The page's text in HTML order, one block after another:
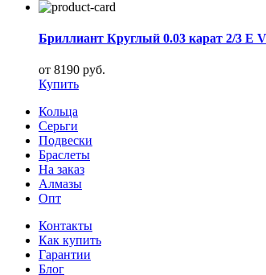
Бриллиант Круглый 0.03 карат 2/3 E
от 8190 руб.
Купить
Кольца
Серьги
Подвески
Браслеты
На заказ
Алмазы
Опт
Контакты
Как купить
Гарантии
Блог